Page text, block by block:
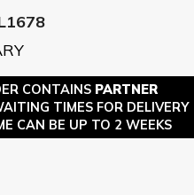
CONTAINS PARTNER
TIMES FOR DELIVERY
CAN BE UP TO 2 WEEKS